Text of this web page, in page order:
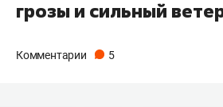
грозы и сильный
Комментарии 5